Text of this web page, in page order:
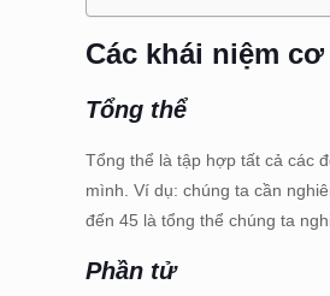
Các khái niệm
Tổng thể
Tổng thể là tập hợp tất cả các
mình. Ví dụ: chúng ta cần
đến 45 là tổng thể chúng ta
Phần tử